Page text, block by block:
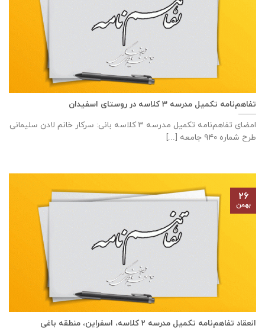
تفاهم‌نامه تكميل مدرسه ٣ كلاسه در روستای اسفیدان
امضای تفاهم‌نامه تكميل مدرسه ٣ كلاسه بانی: سركار خانم لادن سليمانی
طرح شماره ٩٤٠ جامعه [...]
انعقاد تفاهم‌نامه تكميل مدرسه ٢ كلاسه، اسفراين، منطقه باغی
۲۶
بهمن